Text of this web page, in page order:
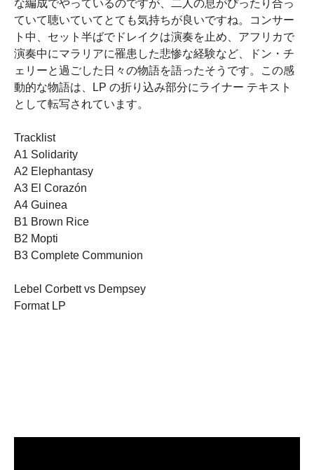
な編成でやっているのですが、二人の息がぴったり合っ
ていて聴いていてとても気持ちが良いですね。コンサー
ト中、セット半ばでドレイクは演奏を止め、アフリカで
演奏中にマラリアに罹患した悲惨な経験など、ドン・チ
ェリーと過ごした日々の物語を語ったそうです。この感
動的な物語は、LP の折り込み部分にライナー テキスト
として転写されています。
Tracklist
A1 Solidarity
A2 Elephantasy
A3 El Corazón
A4 Guinea
B1 Brown Rice
B2 Mopti
B3 Complete Communion
Lebel Corbett vs Dempsey
Format LP